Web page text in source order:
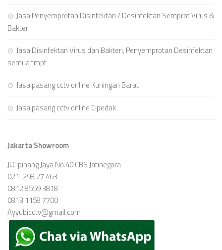
Jasa Penyemprotan Disinfektan / Desinfektan Semprot Virus &
Bakteri
Jasa Disinfektan Virus dan Bakteri, Penyemprotan Desinfektan
semua tmpt
Jasa pasang cctv online Kuningan Barat
Jasa pasang cctv online Cipedak
Jakarta Showroom
Jl.Cipinang Jaya No.40 CBS Jatinegara
021-298 27 463
0812 8559 3818
0813 1158 7700
Ayyubicctv@gmail.com